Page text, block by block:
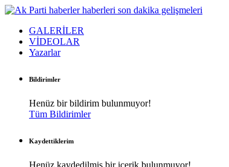
GALERİLER
VİDEOLAR
Yazarlar
Bildirimler
Henüz bir bildirim bulunmuyor!
Tüm Bildirimler
Kaydettiklerim
Henüz kaydedilmiş bir içerik bulunmuyor!